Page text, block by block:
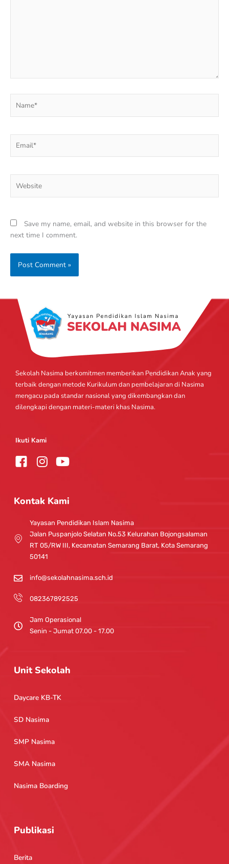
Save my name, email, and website in this browser for the
next time I comment.
Sekolah Nasima berkomitmen memberikan Pendidikan Anak yang
terbaik dengan metode Kurikulum dan pembelajaran di Nasima
mengacu pada standar nasional yang dikembangkan dan
dilengkapi dengan materi-materi khas Nasima.
Ikuti Kami
I
t
g
r
a
m
Y
t
b
e
Kontak Kami
Yayasan Pendidikan Islam Nasima
Jalan Puspanjolo Selatan No.53 Kelurahan Bojongsalaman
RT 05/RW III, Kecamatan Semarang Barat, Kota Semarang
50141
info@sekolahnasima.sch.id
082367892525
Jam Operasional
Senin - Jumat 07.00 - 17.00
Unit Sekolah
Daycare KB-TK
SD Nasima
SMP Nasima
SMA Nasima
Nasima Boarding
Publikasi
Berita